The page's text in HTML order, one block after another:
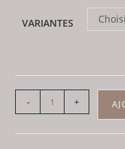
VARIANTES
quantité
de
Pendentif
- +